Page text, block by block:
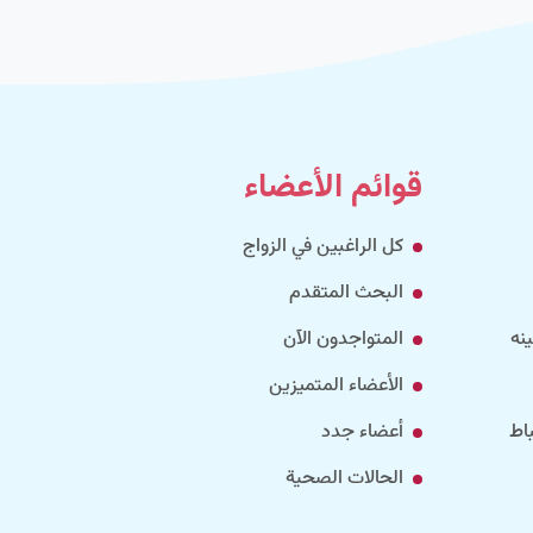
قوائم الأعضاء
كل الراغبين في الزواج
البحث المتقدم
المتواجدون الآن
الأعضاء المتميزين
أعضاء جدد
الحالات الصحية